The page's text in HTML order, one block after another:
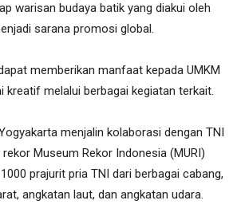
warisan budaya batik yang diakui oleh
sarana promosi global.
memberikan manfaat kepada UMKM
kreatif melalui berbagai kegiatan terkait.
menjalin kolaborasi dengan TNI
Museum Rekor Indonesia (MURI)
prajurit pria TNI dari berbagai cabang,
angkatan laut, dan angkatan udara.